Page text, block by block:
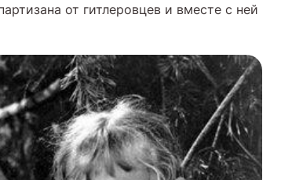
от гитлеровцев и вместе с ней